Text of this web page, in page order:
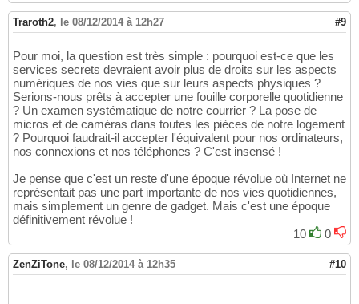
Traroth2, le 08/12/2014 à 12h27 #9
Pour moi, la question est très simple : pourquoi est-ce que les
services secrets devraient avoir plus de droits sur les aspects
numériques de nos vies que sur leurs aspects physiques ?
Serions-nous prêts à accepter une fouille corporelle quotidienne
? Un examen systématique de notre courrier ? La pose de
micros et de caméras dans toutes les pièces de notre logement
? Pourquoi faudrait-il accepter l'équivalent pour nos ordinateurs,
nos connexions et nos téléphones ? C'est insensé !
Je pense que c'est un reste d'une époque révolue où Internet ne
représentait pas une part importante de nos vies quotidiennes,
mais simplement un genre de gadget. Mais c'est une époque
définitivement révolue !
10
0
ZenZiTone, le 08/12/2014 à 12h35 #10